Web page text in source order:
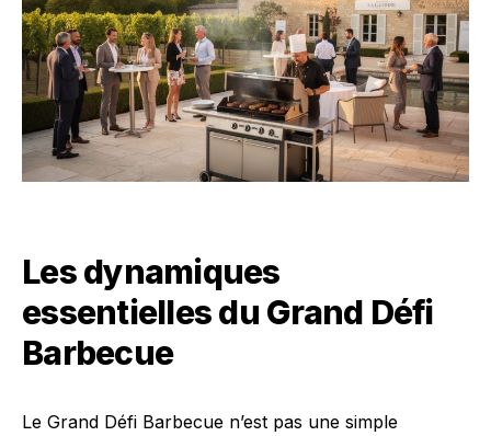
Les dynamiques
essentielles du Grand Défi
Barbecue
Le Grand Défi Barbecue n’est pas une simple